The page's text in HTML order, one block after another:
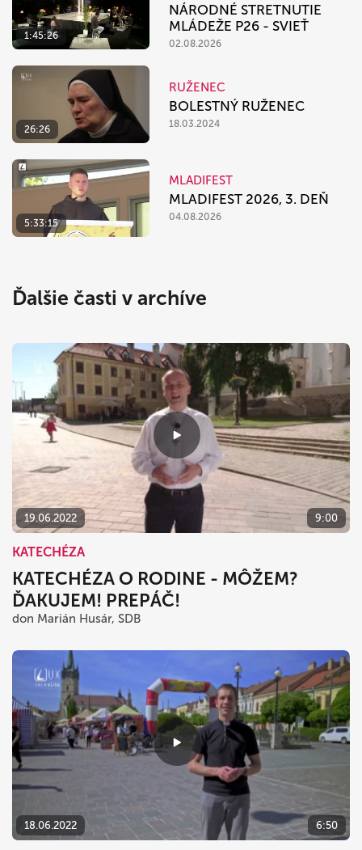
1:45:26
NÁRODNÉ STRETNUTIE
MLÁDEŽE P26 - SVIEŤ
02.08.2026
26:26
RUŽENEC
BOLESTNÝ RUŽENEC
18.03.2024
5:33:15
MLADIFEST
MLADIFEST 2026, 3. DEŇ
04.08.2026
Ďalšie časti v archíve
19.06.2022 9:00
KATECHÉZA
KATECHÉZA O RODINE - MÔŽEM?
ĎAKUJEM! PREPÁČ!
don Marián Husár, SDB
18.06.2022 6:50